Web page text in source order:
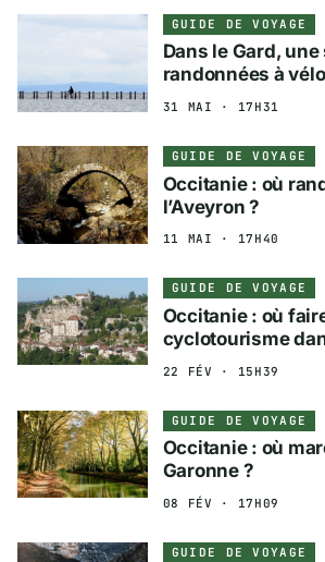
GUIDE DE VOYAGE
Dans le Gard,
randonnées à vélo
31 MAI · 17H31
GUIDE DE VOYAGE
Occitanie : où
l’Aveyron ?
11 MAI · 17H40
GUIDE DE VOYAGE
Occitanie : où
cyclotourisme
22 FÉV · 15H39
GUIDE DE VOYAGE
Occitanie : où
Garonne ?
08 FÉV · 17H09
GUIDE DE VOYAGE